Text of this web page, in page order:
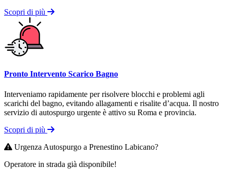
Scopri di più
Pronto Intervento Scarico Bagno
Interveniamo rapidamente per risolvere blocchi e problemi agli
scarichi del bagno, evitando allagamenti e risalite d’acqua. Il nostro
servizio di autospurgo urgente è attivo su Roma e provincia.
Scopri di più
Urgenza Autospurgo a Prenestino Labicano?
Operatore in strada già disponibile!